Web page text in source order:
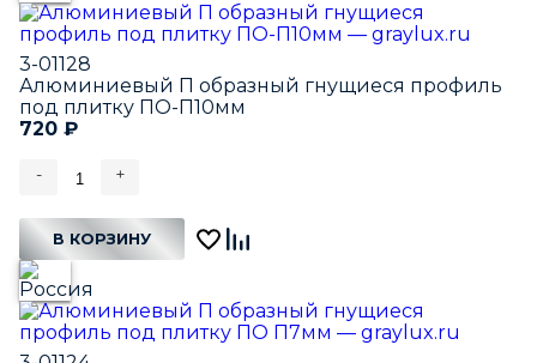
3-01128
Алюминиевый П образный гнущиеся профиль
под плитку ПО-П10мм
720 ₽
- +
В КОРЗИНУ